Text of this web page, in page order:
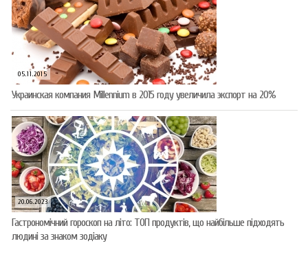
05.11.2015
Украинская компания Millennium в 2015 году увеличила экспорт на 20%
20.06.2023
Гастрономічний гороскоп на літо: ТОП продуктів, що найбільше підходять
людині за знаком зодіаку